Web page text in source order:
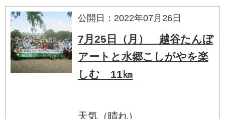
公開日：2022年07月26日
7月25日（月） 越谷たんぼ
アートと水郷こしがやを楽
しむ 11㎞
天気（晴れ）